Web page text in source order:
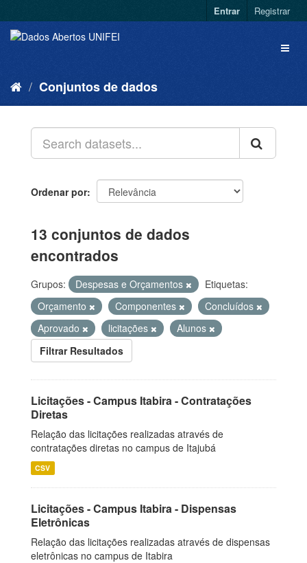
Entrar Registrar
Conjuntos de dados
Ordenar por
13 conjuntos de dados
encontrados
Grupos: Despesas e Orçamentos
Etiquetas:
Orçamento
Componentes
Concluídos
Aprovado
licitações
Alunos
Filtrar Resultados
Licitações - Campus Itabira - Contratações
Diretas
Relação das licitações realizadas através de
contratações diretas no campus de Itajubá
CSV
Licitações - Campus Itabira - Dispensas
Eletrônicas
Relação das licitações realizadas através de dispensas
eletrônicas no campus de Itabira